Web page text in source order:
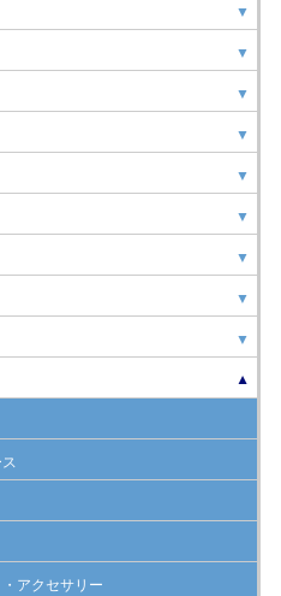
▼
▼
▼
▼
▼
▼
▼
▼
▼
▼
アクセサリー